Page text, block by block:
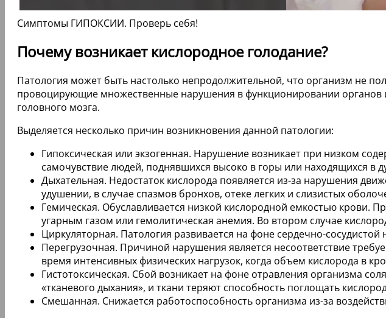
Симптомы ГИПОКСИИ. Проверь себя!
Почему возникает кислородное голодание?
Патология может быть настолько непродолжительной, что организм не
провоцирующие множественные нарушения в функционировании
головного мозга.
Выделяется несколько причин возникновения данной патологии:
Гипоксическая или экзогенная. Нарушение возникает при низком
самочувствие людей, поднявшихся высоко в горы или находящихся
Дыхательная. Недостаток кислорода появляется из-за нарушения
удушении, в случае спазмов бронхов, отеке легких и слизистых
Гемическая. Обуславливается низкой кислородной емкостью крови.
угарным газом или гемолитическая анемия. Во втором случае
Циркуляторная. Патология развивается на фоне сердечно-сосудистой
Перегрузочная. Причиной нарушения является несоответствие
время интенсивных физических нагрузок, когда объем кислорода в
Гистотоксическая. Сбой возникает на фоне отравления организма
«тканевого дыхания», и ткани теряют способность поглощать
Смешанная. Снижается работоспособность организма из-за